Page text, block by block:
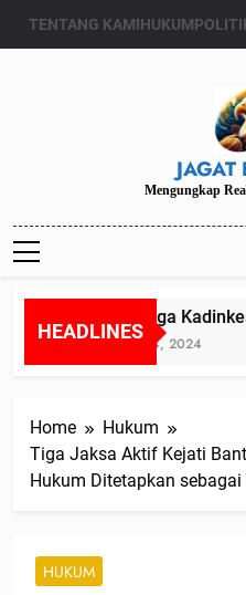
TENTANG KAMIHUKUM
JAGAT
Mengungkap
HEADLINES
Diduga
Juli 24, 2024
Home
Hukum
Tiga Jaksa Aktif Kejati
Hukum Ditetapkan
HUKUM